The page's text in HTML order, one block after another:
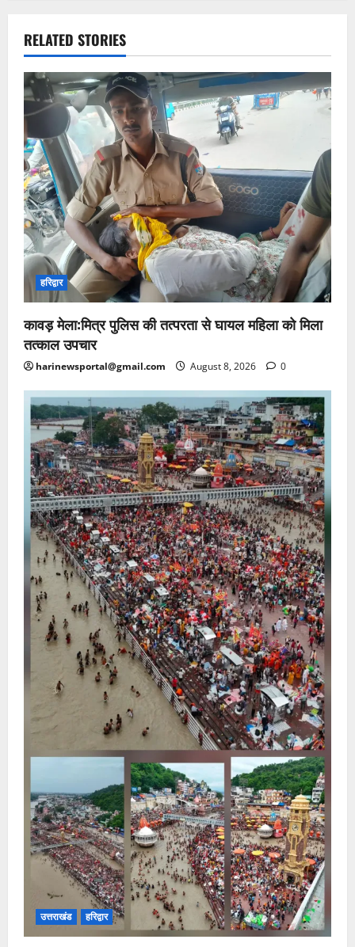
RELATED STORIES
हरिद्वार
कावड़ मेला:मित्र पुलिस की तत्परता से घायल महिला को मिला
तत्काल उपचार
harinewsportal@gmail.com August 8, 2026 0
उत्तराखंड हरिद्वार